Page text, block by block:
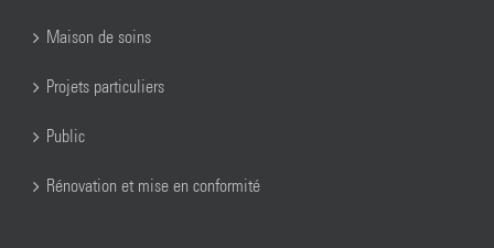
Maison de soins
Projets particuliers
Public
Rénovation et mise en conformité